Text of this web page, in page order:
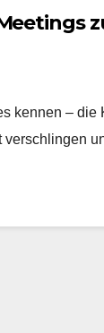
kennen –